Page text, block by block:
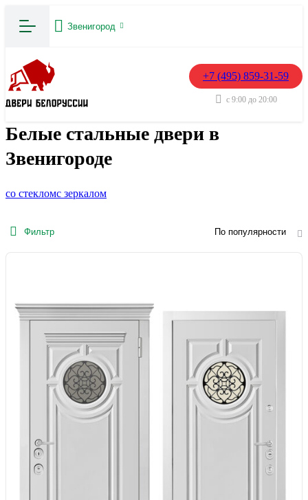
Звенигород
+7 (495) 859-31-59
с 9:00 до 20:00
Белые стальные двери в
Звенигороде
со стекломс зеркалом
Фильтр По популярности